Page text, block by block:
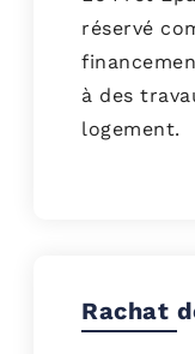
réservé
à des
logement.
Rachat